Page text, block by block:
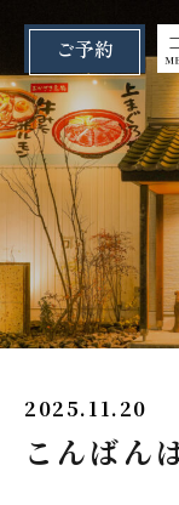
ご予約
2025.11.20
こんばん